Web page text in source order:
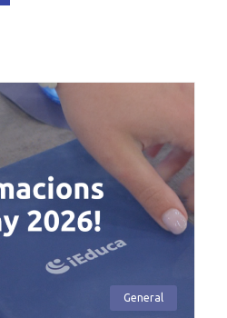
General